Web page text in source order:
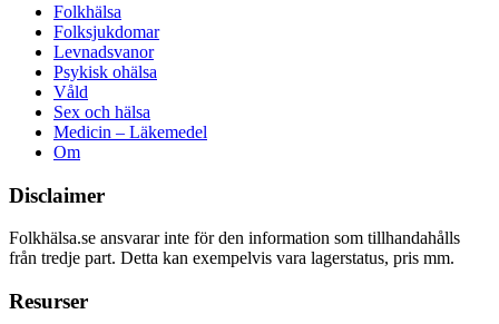
Folkhälsa
Folksjukdomar
Levnadsvanor
Psykisk ohälsa
Våld
Sex och hälsa
Medicin – Läkemedel
Om
Disclaimer
Folkhälsa.se ansvarar inte för den information som tillhandahålls
från tredje part. Detta kan exempelvis vara lagerstatus, pris mm.
Resurser